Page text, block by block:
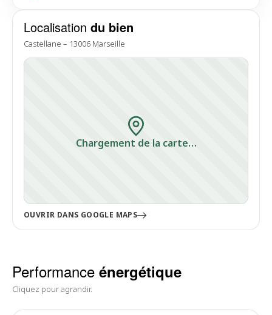
Localisation du bien
Castellane – 13006 Marseille
Chargement de la carte…
OUVRIR DANS GOOGLE MAPS
Performance énergétique
Cliquez pour agrandir.